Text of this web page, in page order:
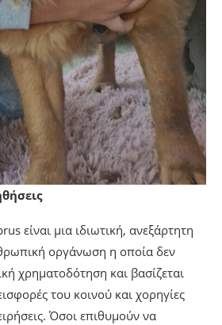
είναι μια ιδιωτική, ανεξάρτητη
οργάνωση η οποία δεν
χρηματοδότηση και βασίζεται
του κοινού και χορηγίες
Όσοι επιθυμούν να